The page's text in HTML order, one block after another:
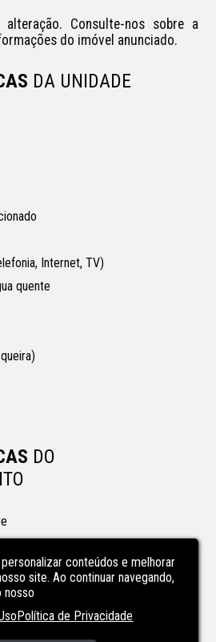
Consulte-nos sobre a
do imóvel anunciado.
DA UNIDADE
Internet, TV)
quente
DO
de lazer
de carro elétrico
conteúdos e melhorar
site. Ao continuar navegando,
nosso
Política de Privacidade